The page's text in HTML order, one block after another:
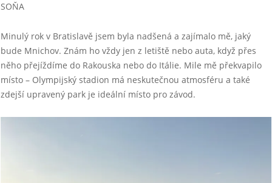
SOŇA
Minulý rok v Bratislavě jsem byla nadšená a zajímalo mě, jaký
bude Mnichov. Znám ho vždy jen z letiště nebo auta, když přes
něho přejíždíme do Rakouska nebo do Itálie. Mile mě překvapilo
místo – Olympijský stadion má neskutečnou atmosféru a také
zdejší upravený park je ideální místo pro závod.